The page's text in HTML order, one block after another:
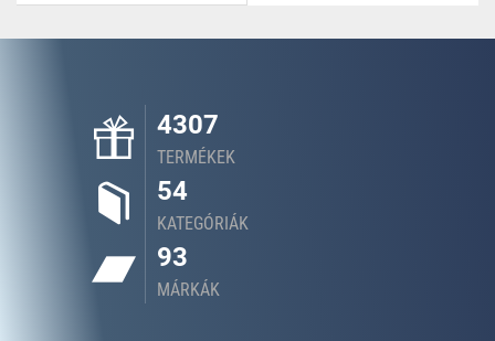
4307
TERMÉKEK
54
KATEGÓRIÁK
93
MÁRKÁK